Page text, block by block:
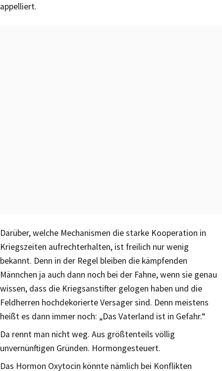
appelliert.
Darüber, welche Mechanismen die starke Kooperation in
Kriegszeiten aufrechterhalten, ist freilich nur wenig
bekannt. Denn in der Regel bleiben die kämpfenden
Männchen ja auch dann noch bei der Fahne, wenn sie genau
wissen, dass die Kriegsanstifter gelogen haben und die
Feldherren hochdekorierte Versager sind. Denn meistens
heißt es dann immer noch: „Das Vaterland ist in Gefahr.“
Da rennt man nicht weg. Aus größtenteils völlig
unvernünftigen Gründen. Hormongesteuert.
Das Hormon Oxytocin könnte nämlich bei Konflikten